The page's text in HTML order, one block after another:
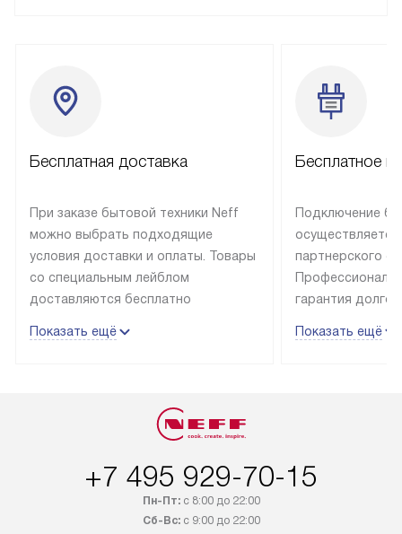
Бесплатная доставка
При заказе бытовой техники Neff
можно выбрать подходящие
условия доставки и оплаты. Товары
со специальным лейблом
доставляются бесплатно
до подъезда, отдельная доставка
оплачивается дополнительно. Если
товар в наличии, он может быть
трех дней. Доставка в Санкт-
осуществляется через
Показать ещё
Бесплатное
Подключение
партнерского
гарантия
и Санкт-
по монтажу
Показать ещё
+7 495 929-70-15
Пн-Пт:с 8:00 до 22:00
Сб-Вс:с 9:00 до 22:00